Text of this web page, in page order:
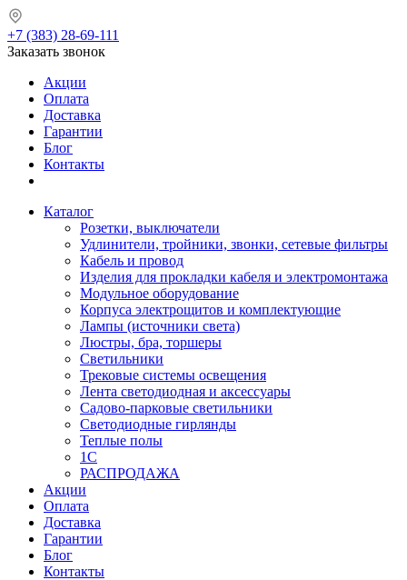
+7 (383) 28-69-111
Заказать звонок
Акции
Оплата
Доставка
Гарантии
Блог
Контакты
Каталог
Розетки, выключатели
Удлинители, тройники, звонки, сетевые фильтры
Кабель и провод
Изделия для прокладки кабеля и электромонтажа
Модульное оборудование
Корпуса электрощитов и комплектующие
Лампы (источники света)
Люстры, бра, торшеры
Светильники
Трековые системы освещения
Лента светодиодная и аксессуары
Садово-парковые светильники
Светодиодные гирлянды
Теплые полы
1С
РАСПРОДАЖА
Акции
Оплата
Доставка
Гарантии
Блог
Контакты